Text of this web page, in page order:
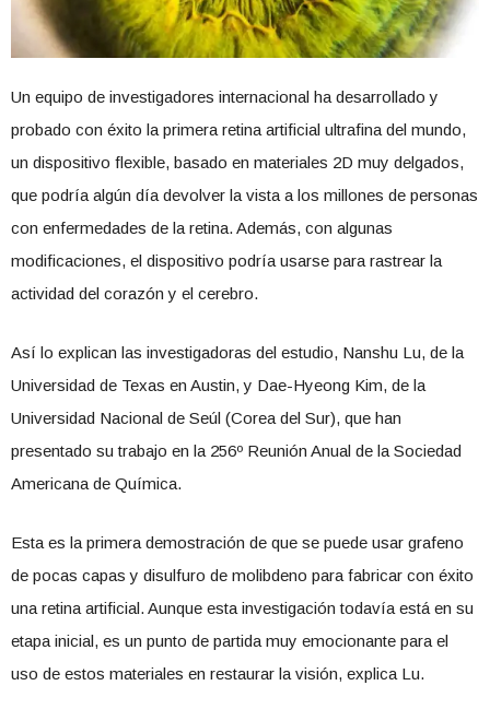
Un equipo de investigadores internacional ha desarrollado y
probado con éxito la primera retina artificial ultrafina del mundo,
un dispositivo flexible, basado en materiales 2D muy delgados,
que podría algún día devolver la vista a los millones de personas
con enfermedades de la retina. Además, con algunas
modificaciones, el dispositivo podría usarse para rastrear la
actividad del corazón y el cerebro.
Así lo explican las investigadoras del estudio, Nanshu Lu, de la
Universidad de Texas en Austin, y Dae-Hyeong Kim, de la
Universidad Nacional de Seúl (Corea del Sur), que han
presentado su trabajo en la 256º Reunión Anual de la Sociedad
Americana de Química.
Esta es la primera demostración de que se puede usar grafeno
de pocas capas y disulfuro de molibdeno para fabricar con éxito
una retina artificial. Aunque esta investigación todavía está en su
etapa inicial, es un punto de partida muy emocionante para el
uso de estos materiales en restaurar la visión, explica Lu.